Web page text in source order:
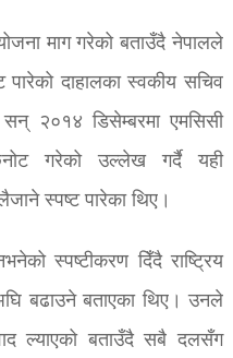
माग गरेको बताउँदै नेपालले
दाहालका स्वकीय सचिव
२०१४ डिसेम्बरमा एमसिसी
गरेको उल्लेख गर्दै यही
स्पष्ट पारेका थिए।
स्पष्टीकरण दिँदै राष्ट्रिय
बढाउने बताएका थिए। उनले
ल्याएको बताउँदै सबै दलसँग